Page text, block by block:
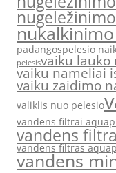
padangospelesio
pelesisvaiku lauko
vaiku nameliai
vaiku zaidimo
valiklis nuo pelesio
vandens filtrai
vandens
vandens filtras
vandens